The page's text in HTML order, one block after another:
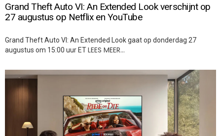
Grand Theft Auto VI: An Extended Look verschijnt op
27 augustus op Netflix en YouTube
Grand Theft Auto VI: An Extended Look gaat op donderdag 27
augustus om 15:00 uur ETLEES MEER…